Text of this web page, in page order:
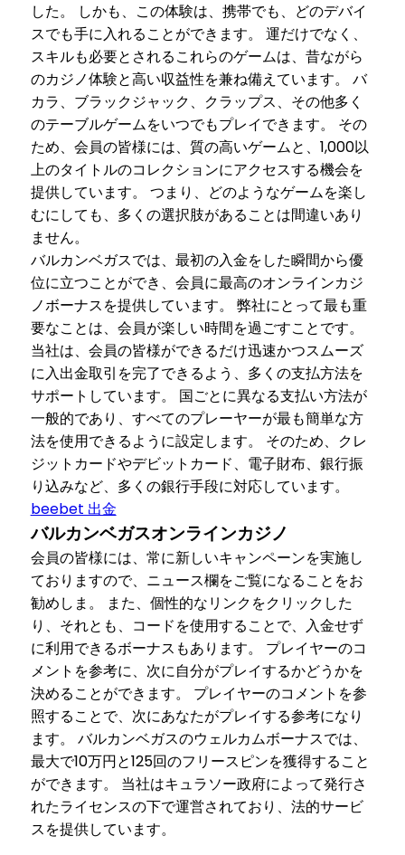
した。 しかも、この体験は、携帯でも、どのデバイ
スでも手に入れることができます。 運だけでなく、
スキルも必要とされるこれらのゲームは、昔ながら
のカジノ体験と高い収益性を兼ね備えています。 バ
カラ、ブラックジャック、クラップス、その他多く
のテーブルゲームをいつでもプレイできます。 その
ため、会員の皆様には、質の高いゲームと、1,000以
上のタイトルのコレクションにアクセスする機会を
提供しています。 つまり、どのようなゲームを楽し
むにしても、多くの選択肢があることは間違いあり
ません。
バルカンベガスでは、最初の入金をした瞬間から優
位に立つことができ、会員に最高のオンラインカジ
ノボーナスを提供しています。 弊社にとって最も重
要なことは、会員が楽しい時間を過ごすことです。
当社は、会員の皆様ができるだけ迅速かつスムーズ
に入出金取引を完了できるよう、多くの支払方法を
サポートしています。 国ごとに異なる支払い方法が
一般的であり、すべてのプレーヤーが最も簡単な方
法を使用できるように設定します。 そのため、クレ
ジットカードやデビットカード、電子財布、銀行振
り込みなど、多くの銀行手段に対応しています。
beebet 出金
バルカンベガスオンラインカジノ
会員の皆様には、常に新しいキャンペーンを実施し
ておりますので、ニュース欄をご覧になることをお
勧めしま。 また、個性的なリンクをクリックした
り、それとも、コードを使用することで、入金せず
に利用できるボーナスもあります。 プレイヤーのコ
メントを参考に、次に自分がプレイするかどうかを
決めることができます。 プレイヤーのコメントを参
照することで、次にあなたがプレイする参考になり
ます。 バルカンベガスのウェルカムボーナスでは、
最大で10万円と125回のフリースピンを獲得すること
ができます。 当社はキュラソー政府によって発行さ
れたライセンスの下で運営されており、法的サービ
スを提供しています。